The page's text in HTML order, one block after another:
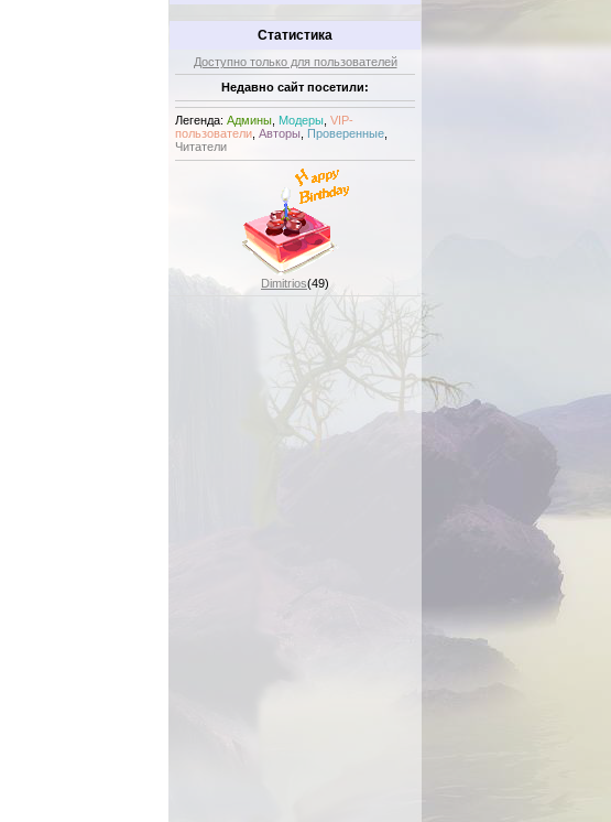
Статистика
Доступно только для пользователей
Недавно сайт посетили:
Легенда: Админы Модеры VIP-
пользователи Авторы Проверенные
Читатели
Dimitrios(49)